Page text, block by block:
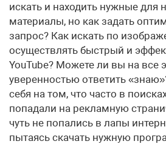
искать и находить нужные для
материалы, но как задать
запрос? Как искать по
осуществлять быстрый и
YouTube? Можете ли вы на все
уверенностью ответить
себя на том, что часто в
попадали на рекламную
чуть не попались в лапы
пытаясь скачать нужную